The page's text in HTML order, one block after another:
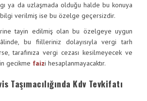
ya da uzlaşmada olduğu halde bu konuya
bilgi verilmiş ise bu özelge geçersizdir.
tayin edilmiş olan bu özelgeye uygun
bu fiilleriniz dolayısıyla vergi tarh
tarafınıza vergi cezası kesilmeyecek ve
gecikme faizi hesaplanmayacaktır.
Taşımacılığında Kdv Tevkifatı